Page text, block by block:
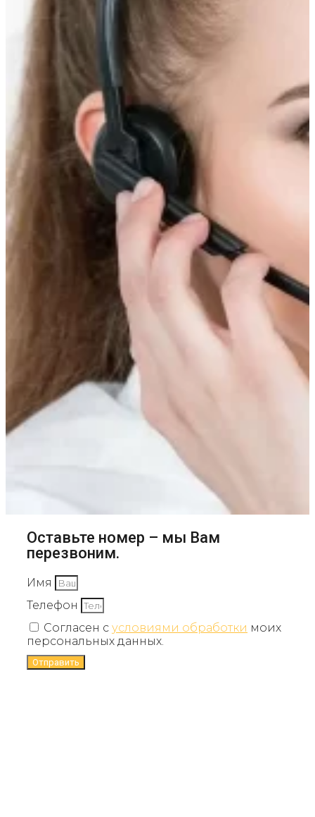
Оставьте номер – мы Вам
перезвоним.
Имя
Телефон
Согласен с условиями обработки моих
персональных данных.
Отправить